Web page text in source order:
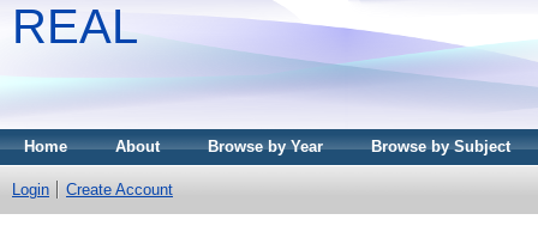
REAL
Home About Browse by Year Browse by Subject
Login Create Account